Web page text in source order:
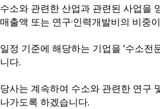
수소와 관련한 산업과 관련된 사업을
매출액 또는 연구·인력개발비의 비중이
일정 기준에 해당하는 기업을 ‘수소전
니다.
당사는 계속하여 수소와 관련한 연구
나가도록 하겠습니다.